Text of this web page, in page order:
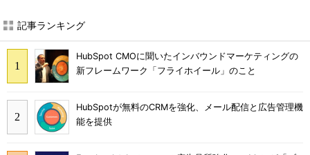
記事ランキング
HubSpot CMOに聞いたインバウンドマーケティングの
新フレームワーク「フライホイール」のこと
HubSpotが無料のCRMを強化、メール配信と広告管理機
能を提供